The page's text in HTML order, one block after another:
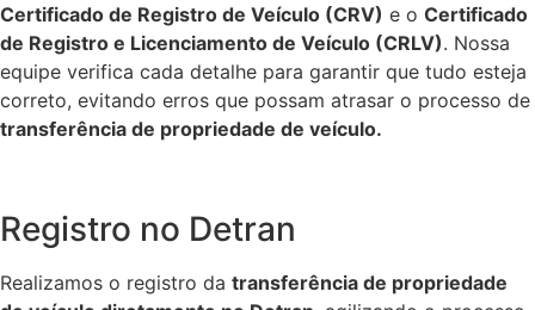
Certificado de Registro de Veículo (CRV) e o Certificado
de Registro e Licenciamento de Veículo (CRLV). Nossa
equipe verifica cada detalhe para garantir que tudo esteja
correto, evitando erros que possam atrasar o processo de
transferência de propriedade de veículo.
Registro no Detran
Realizamos o registro da transferência de propriedade